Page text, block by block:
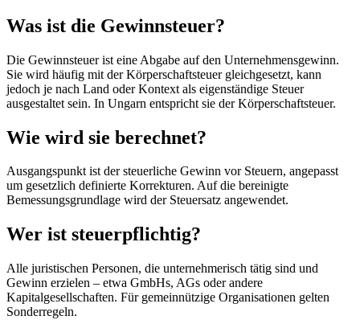
Was ist die Gewinnsteuer?
Die Gewinnsteuer ist eine Abgabe auf den Unternehmensgewinn.
Sie wird häufig mit der Körperschaftsteuer gleichgesetzt, kann
jedoch je nach Land oder Kontext als eigenständige Steuer
ausgestaltet sein. In Ungarn entspricht sie der Körperschaftsteuer.
Wie wird sie berechnet?
Ausgangspunkt ist der steuerliche Gewinn vor Steuern, angepasst
um gesetzlich definierte Korrekturen. Auf die bereinigte
Bemessungsgrundlage wird der Steuersatz angewendet.
Wer ist steuerpflichtig?
Alle juristischen Personen, die unternehmerisch tätig sind und
Gewinn erzielen – etwa GmbHs, AGs oder andere
Kapitalgesellschaften. Für gemeinnützige Organisationen gelten
Sonderregeln.